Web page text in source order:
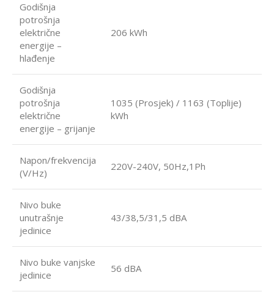
Godišnja
potrošnja
električne
energije –
hlađenje
206 kWh
Godišnja
potrošnja
električne
energije – grijanje
1035 (Prosjek) / 1163 (Toplije)
kWh
Napon/frekvencija
(V/Hz)
220V-240V, 50Hz,1Ph
Nivo buke
unutrašnje
jedinice
43/38,5/31,5 dBA
Nivo buke vanjske
jedinice
56 dBA